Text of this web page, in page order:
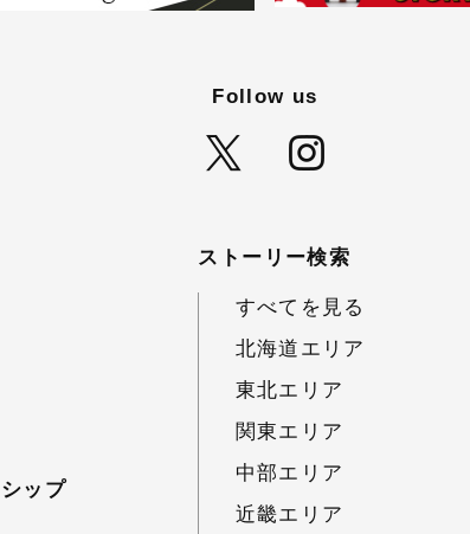
Follow us
ップ
ストーリー検索
すべてを見る
北海道エリア
東北エリア
関東エリア
中部エリア
近畿エリア